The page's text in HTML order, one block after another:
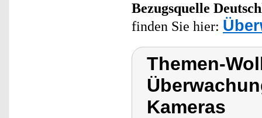
Bezugsquelle
finden Sie hier:
Themen-
Kameras